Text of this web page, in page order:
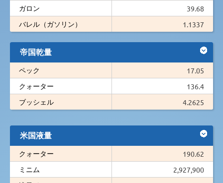
ガロン
39.68
バレル（ガソリン）
1.1337
帝国乾量
ペック
17.05
クォーター
136.4
ブッシェル
4.2625
米国液量
クォーター
190.62
ミニム
2,927,900